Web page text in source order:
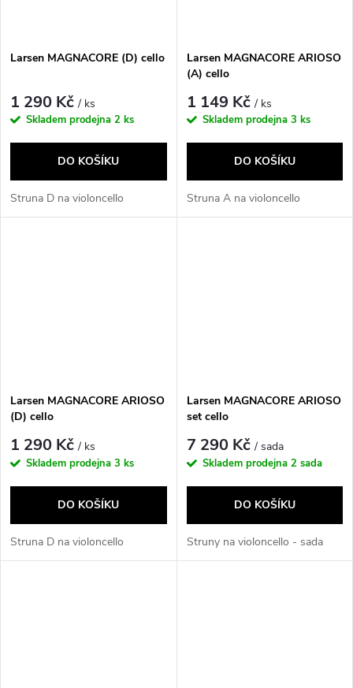
Larsen MAGNACORE (D) cello
1 290 Kč/ ks
Skladem prodejna 2 ks
DO KOŠÍKU
Struna D na violoncello
Larsen MAGNACORE ARIOSO
(A) cello
1 149 Kč/ ks
Skladem prodejna 3 ks
DO KOŠÍKU
Struna A na violoncello
Larsen MAGNACORE ARIOSO
(D) cello
1 290 Kč/ ks
Skladem prodejna 3 ks
DO KOŠÍKU
Struna D na violoncello
Larsen MAGNACORE ARIOSO
set cello
7 290 Kč/ sada
Skladem prodejna 2 sada
DO KOŠÍKU
Struny na violoncello - sada